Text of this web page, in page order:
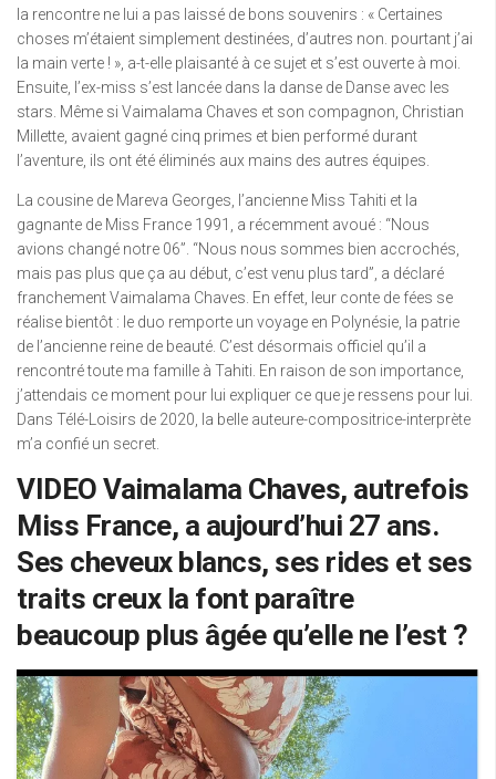
la rencontre ne lui a pas laissé de bons souvenirs : « Certaines
choses m’étaient simplement destinées, d’autres non. pourtant j’ai
la main verte ! », a-t-elle plaisanté à ce sujet et s’est ouverte à moi.
Ensuite, l’ex-miss s’est lancée dans la danse de Danse avec les
stars. Même si Vaimalama Chaves et son compagnon, Christian
Millette, avaient gagné cinq primes et bien performé durant
l’aventure, ils ont été éliminés aux mains des autres équipes.
La cousine de Mareva Georges, l’ancienne Miss Tahiti et la
gagnante de Miss France 1991, a récemment avoué : “Nous
avions changé notre 06”. “Nous nous sommes bien accrochés,
mais pas plus que ça au début, c’est venu plus tard”, a déclaré
franchement Vaimalama Chaves. En effet, leur conte de fées se
réalise bientôt : le duo remporte un voyage en Polynésie, la patrie
de l’ancienne reine de beauté. C’est désormais officiel qu’il a
rencontré toute ma famille à Tahiti. En raison de son importance,
j’attendais ce moment pour lui expliquer ce que je ressens pour lui.
Dans Télé-Loisirs de 2020, la belle auteure-compositrice-interprète
m’a confié un secret.
VIDEO Vaimalama Chaves, autrefois
Miss France, a aujourd’hui 27 ans.
Ses cheveux blancs, ses rides et ses
traits creux la font paraître
beaucoup plus âgée qu’elle ne l’est ?